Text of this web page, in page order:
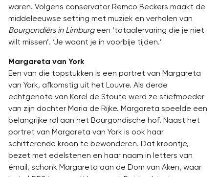
waren. Volgens conservator Remco Beckers maakt de
middeleeuwse setting met muziek en verhalen van
Bourgondiërs in Limburgeen ‘totaalervaring die je niet
wilt missen’. ‘Je waant je in voorbije tijden.’
Margareta van York
Een van die topstukken is een portret van Margareta
van York, afkomstig uit het Louvre. Als derde
echtgenote van Karel de Stoute werd ze stiefmoeder
van zijn dochter Maria de Rijke. Margareta speelde een
belangrijke rol aan het Bourgondische hof. Naast het
portret van Margareta van York is ook haar
schitterende kroon te bewonderen. Dat kroontje,
bezet met edelstenen en haar naam in letters van
émail, schonk Margareta aan de Dom van Aken, waar